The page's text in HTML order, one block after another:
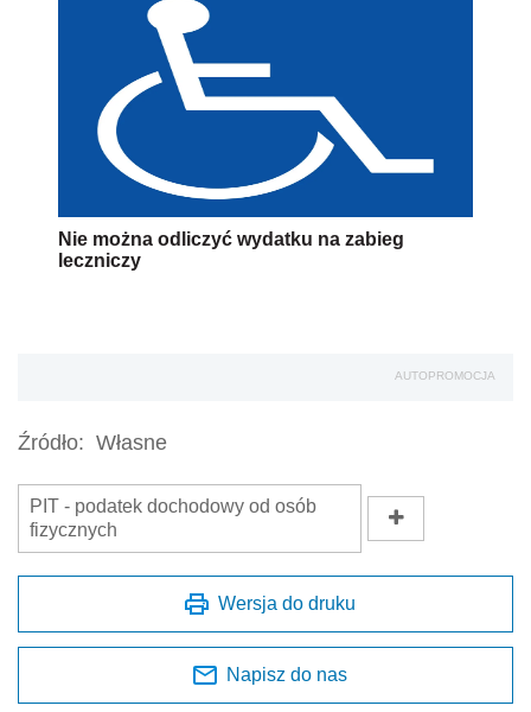
Nie można odliczyć wydatku na zabieg
leczniczy
AUTOPROMOCJA
Źródło: Własne
PIT - podatek dochodowy od osób
fizycznych
Wersja do druku
Napisz do nas